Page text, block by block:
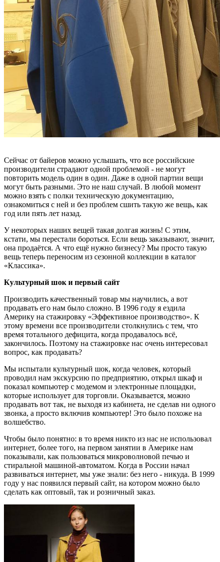
Сейчас от байеров можно услышать, что все российские
производители страдают одной проблемой - не могут
повторить модель один в один. Даже в одной партии вещи
могут быть разными. Это не наш случай. В любой момент
можно взять с полки техническую документацию,
ознакомиться с ней и без проблем сшить такую же вещь, как
год или пять лет назад.
У некоторых наших вещей такая долгая жизнь! С этим,
кстати, мы перестали бороться. Если вещь заказывают, значит,
она продаётся. А что ещё нужно бизнесу? Мы просто такую
вещь теперь переносим из сезонной коллекции в каталог
«Классика».
Культурный шок и первый сайт
Производить качественный товар мы научились, а вот
продавать его нам было сложно. В 1996 году я ездила
Америку на стажировку «Эффективное производство». К
этому времени все производители столкнулись с тем, что
время тотального дефицита, когда продавалось всё,
закончилось. Поэтому на стажировке нас очень интересовал
вопрос, как продавать?
Мы испытали культурный шок, когда человек, который
проводил нам экскурсию по предприятию, открыл шкаф и
показал компьютер с модемом и электронные площадки,
которые использует для торговли. Оказывается, можно
продавать вот так, не выходя из кабинета, не сделав ни одного
звонка, а просто включив компьютер! Это было похоже на
волшебство.
Чтобы было понятно: в то время никто из нас не использовал
интернет, более того, на первом занятии в Америке нам
показывали, как пользоваться микроволновой печью и
стиральной машиной-автоматом. Когда в России начал
развиваться интернет, мы уже знали: без него - никуда. В 1999
году у нас появился первый сайт, на котором можно было
сделать как оптовый, так и розничный заказ.